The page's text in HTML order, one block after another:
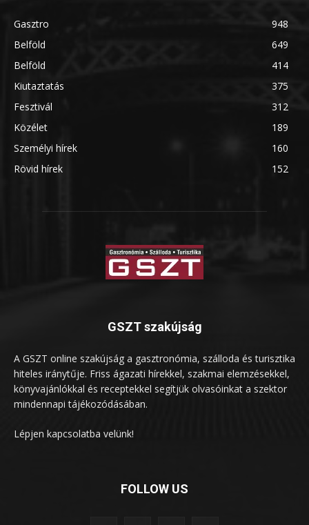
Gasztro
948
Belföld
649
Belföld
414
Kiutaztatás
375
Fesztivál
312
Közélet
189
Személyi hírek
160
Rövid hírek
152
GSZT szakújság
A GSZT online szakújság a gasztronómia, szálloda és turisztika
hiteles iránytűje. Friss ágazati hírekkel, szakmai elemzésekkel,
könyvajánlókkal és receptekkel segítjük olvasóinkat a szektor
mindennapi tájékozódásában.
Lépjen kapcsolatba velünk!
FOLLOW US